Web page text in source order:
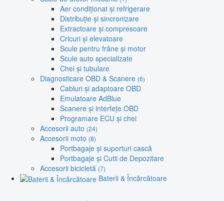
Aer condiționat și refrigerare
Distribuție și sincronizare
Extractoare și compresoare
Cricuri și elevatoare
Scule pentru frâne și motor
Scule auto specializate
Chei și tubulare
Diagnosticare OBD & Scanere (6)
Cabluri și adaptoare OBD
Emulatoare AdBlue
Scanere și interfețe OBD
Programare ECU și chei
Accesorii auto (24)
Accesorii moto (8)
Portbagaje și suporturi cască
Portbagaje și Cutii de Depozitare
Accesorii bicicletă (7)
Baterii & Încărcătoare